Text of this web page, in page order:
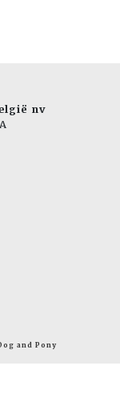
nv
and Pony